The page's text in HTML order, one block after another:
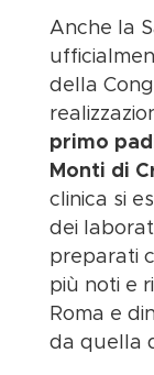
Anche la
della
primo
Monti di
clinica si
dei
preparati
più noti e
Roma e
da quella